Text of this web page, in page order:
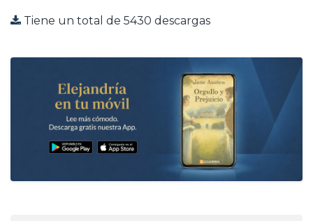
Tiene un total de 5430 descargas